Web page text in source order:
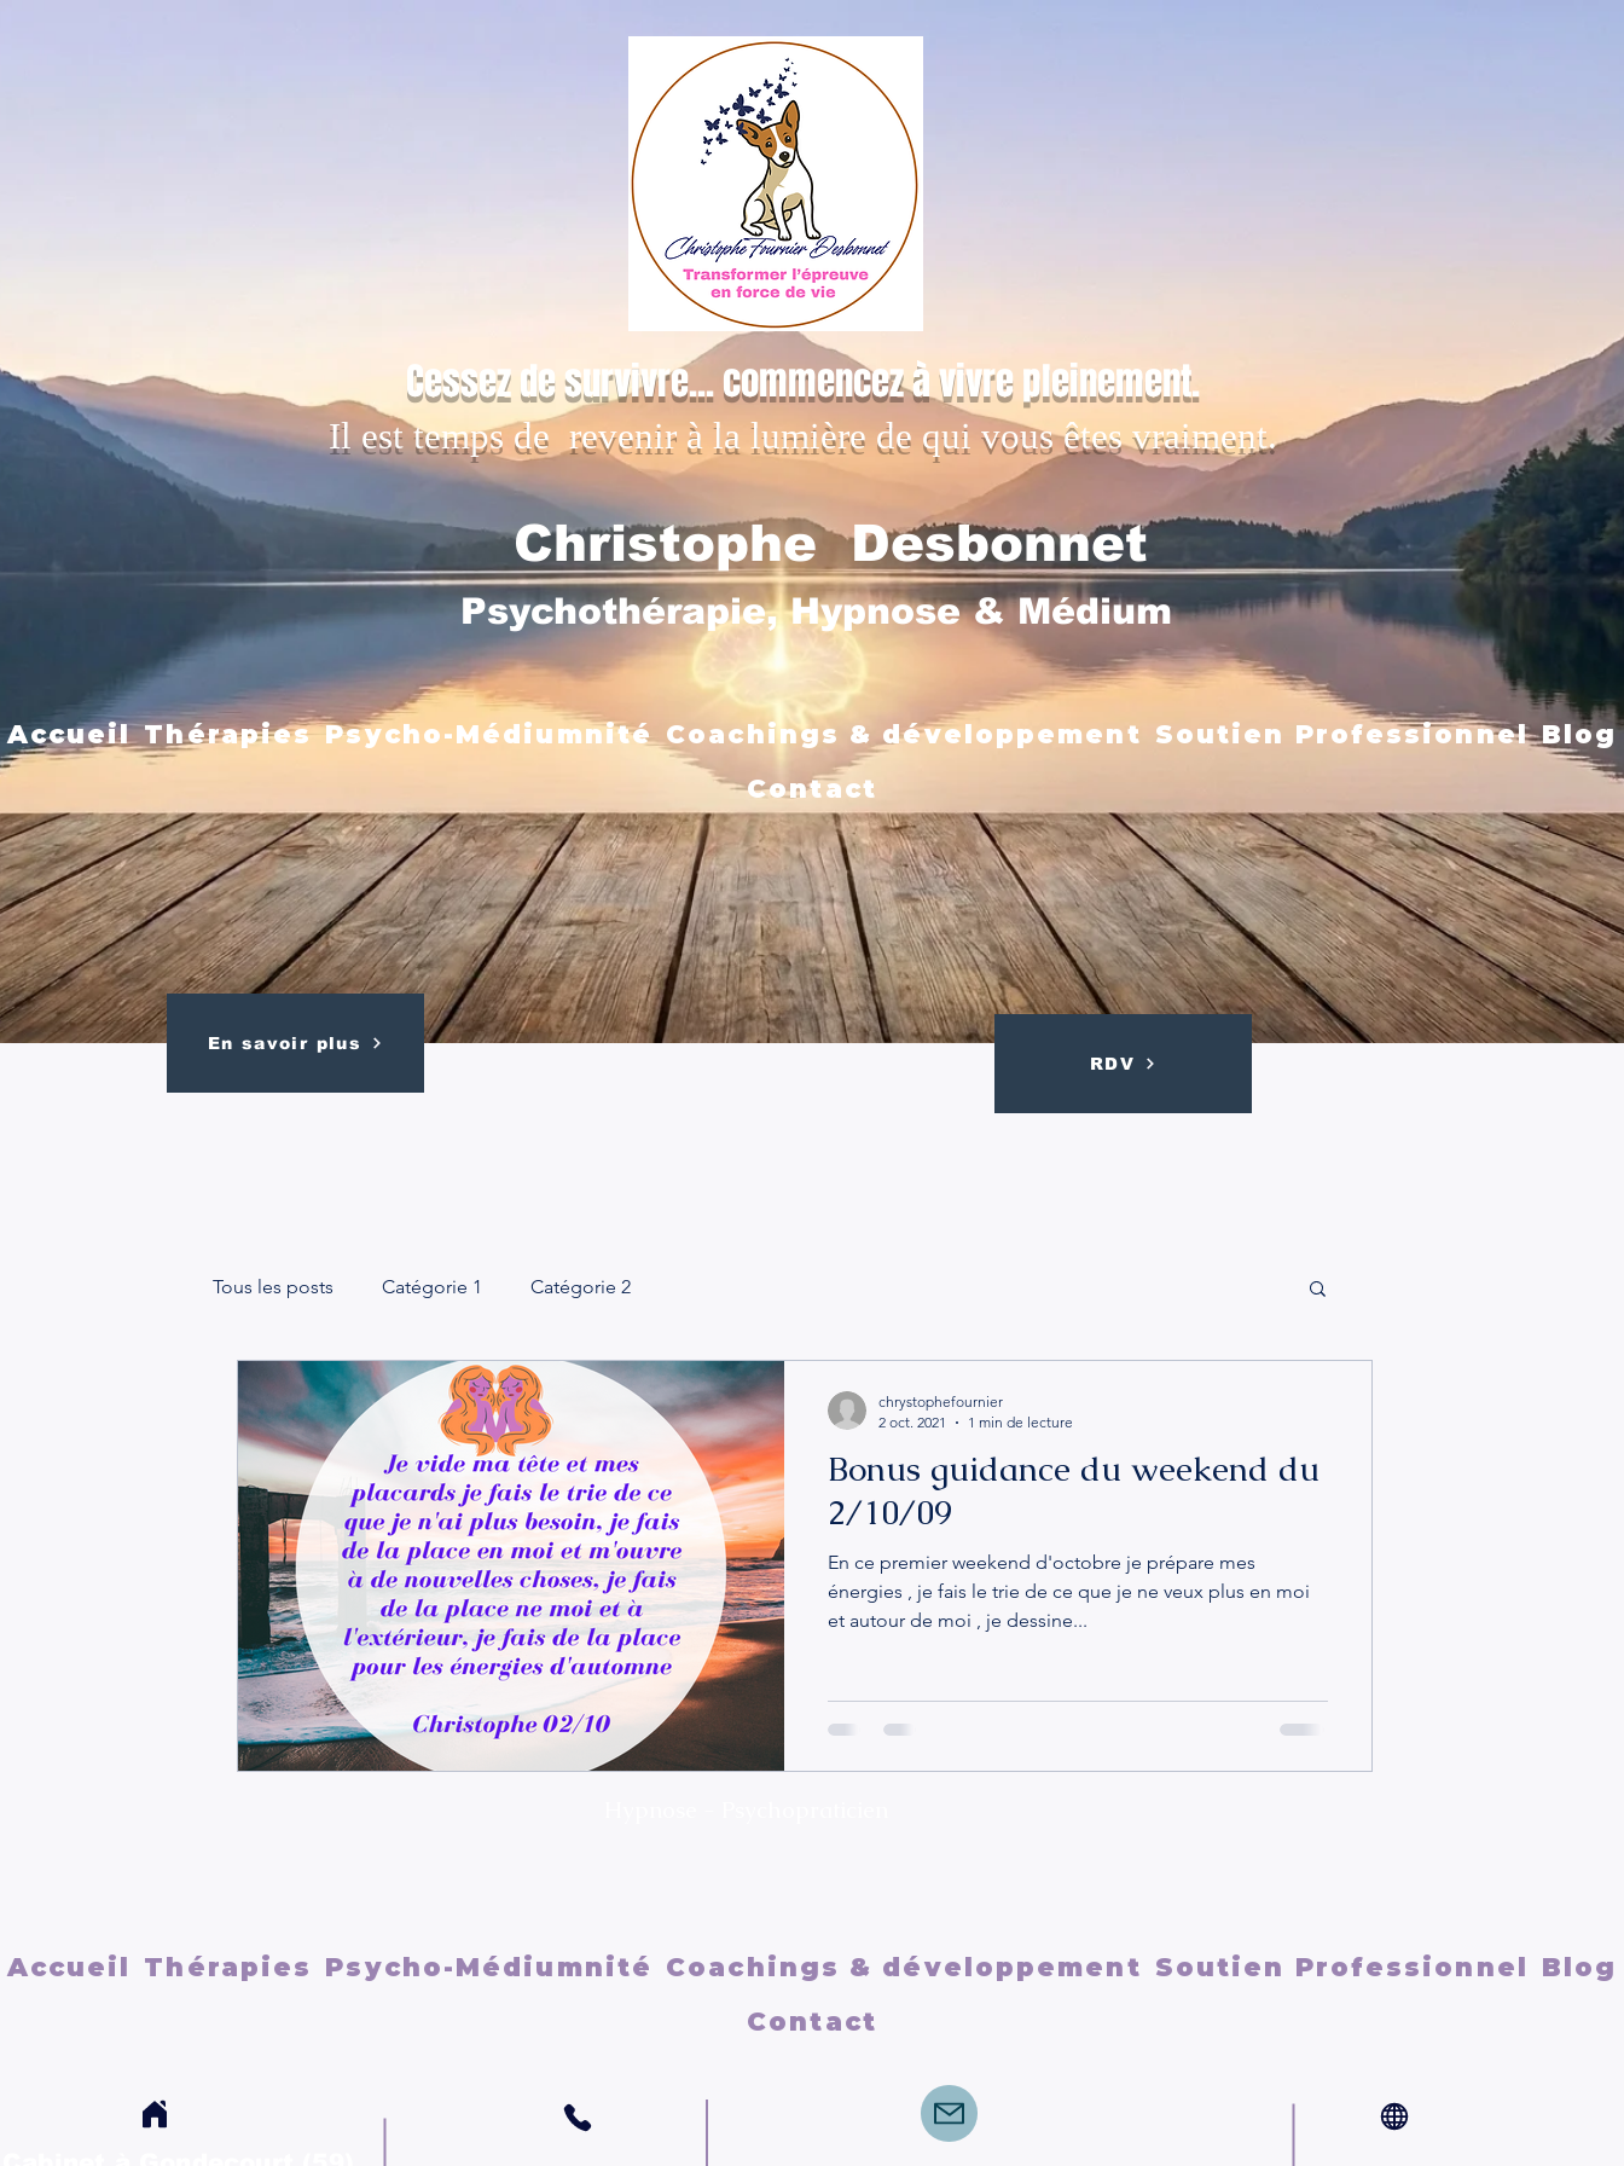
Christophe Desbonnet
Cessez de survivre... commencez à vivre pleinement.
Il est temps de revenir à la lumière de qui vous êtes vraiment.
En savoir plus
RDV
Accueil Thérapies Psycho-Médiumnité Coachings & développement Soutien Professionnel Blog
Contact
Psychothérapie, Hypnose & Médium
Tous les posts Catégorie 1 Catégorie 2
Bonus guidance du weekend du
2/10/09
En ce premier weekend d'octobre je prépare mes
énergies , je fais le trie de ce que je ne veux plus en moi
et autour de moi , je dessine...
chrystophefournier
2 oct. 2021
1 min de lecture
Accueil Thérapies Psycho-Médiumnité Coachings & développement Soutien Professionnel Blog
Contact